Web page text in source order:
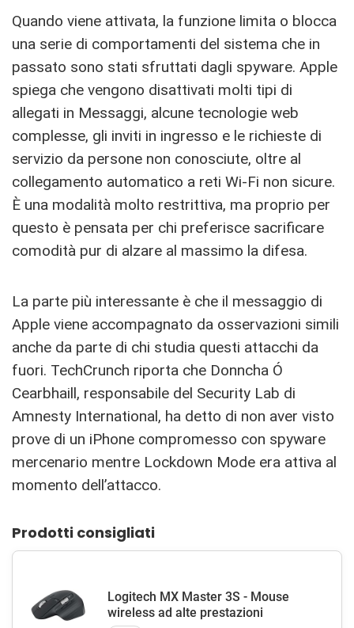
Quando viene attivata, la funzione limita o blocca
una serie di comportamenti del sistema che in
passato sono stati sfruttati dagli spyware. Apple
spiega che vengono disattivati molti tipi di
allegati in Messaggi, alcune tecnologie web
complesse, gli inviti in ingresso e le richieste di
servizio da persone non conosciute, oltre al
collegamento automatico a reti Wi-Fi non sicure.
È una modalità molto restrittiva, ma proprio per
questo è pensata per chi preferisce sacrificare
comodità pur di alzare al massimo la difesa.
La parte più interessante è che il messaggio di
Apple viene accompagnato da osservazioni simili
anche da parte di chi studia questi attacchi da
fuori. TechCrunch riporta che Donncha Ó
Cearbhaill, responsabile del Security Lab di
Amnesty International, ha detto di non aver visto
prove di un iPhone compromesso con spyware
mercenario mentre Lockdown Mode era attiva al
momento dell’attacco.
Prodotti consigliati
Logitech MX Master 3S - Mouse
wireless ad alte prestazioni